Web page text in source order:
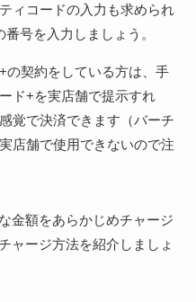
ィコードの入力も求められ
号を入力しましょう。
の契約をしている方は、手
ド+を実店舗で提示すれ
覚で決済できます（バーチ
店舗で使用できないので注
金額をあらかじめチャージ
ャージ方法を紹介しましょ